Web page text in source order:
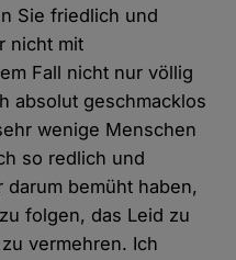
Sie friedlich und
nicht mit
Fall nicht nur völlig
absolut geschmacklos
wenige Menschen
so redlich und
bemüht haben,
folgen, das Leid zu
vermehren. Ich